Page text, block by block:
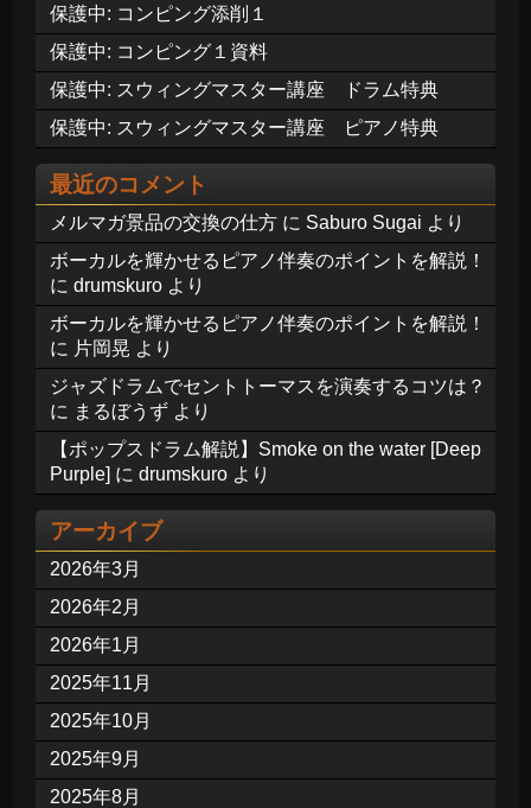
保護中: コンピング添削１
保護中: コンピング１資料
保護中: スウィングマスター講座 ドラム特典
保護中: スウィングマスター講座 ピアノ特典
最近のコメント
メルマガ景品の交換の仕方 に Saburo Sugai より
ボーカルを輝かせるピアノ伴奏のポイントを解説！
に drumskuro より
ボーカルを輝かせるピアノ伴奏のポイントを解説！
に 片岡晃 より
ジャズドラムでセントトーマスを演奏するコツは？
に まるぼうず より
【ポップスドラム解説】Smoke on the water [Deep
Purple] に drumskuro より
アーカイブ
2026年3月
2026年2月
2026年1月
2025年11月
2025年10月
2025年9月
2025年8月